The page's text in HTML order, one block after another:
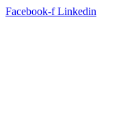
Facebook-f Linkedin